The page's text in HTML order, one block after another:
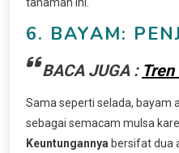
6. BAYAM:
BACA JUGA :
Sama seperti selada, bayam
sebagai semacam mulsa
Keuntungannya bersifat dua